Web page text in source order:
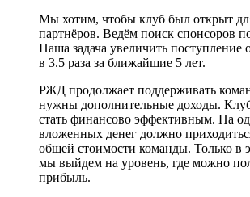
Мы хотим, чтобы клуб был открыт
партнёров. Ведём поиск спонсоров
Наша задача увеличить поступление
в 3.5 раза за ближайшие 5 лет.
РЖД продолжает поддерживать
нужны дополнительные доходы.
стать финансово эффективным. На
вложенных денег должно
общей стоимости команды. Только в
мы выйдем на уровень, где можно
прибыль.